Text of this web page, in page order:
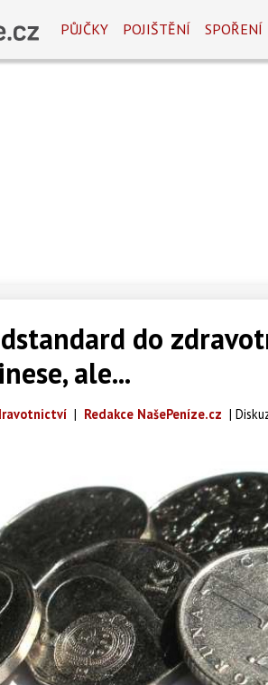
PŮJČKY POJIŠTĚNÍ SPOŘENÍ
do
ale...
| Redakce NašePeníze.cz |